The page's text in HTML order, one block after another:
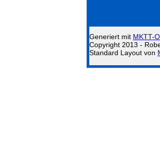
Generiert mit MKTT-
Copyright 2013 -
Standard Layout von